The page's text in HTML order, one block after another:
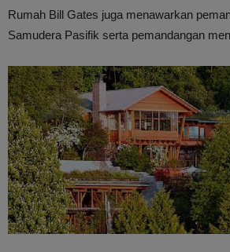
Rumah Bill Gates juga menawarkan
Samudera Pasifik serta pemandangan